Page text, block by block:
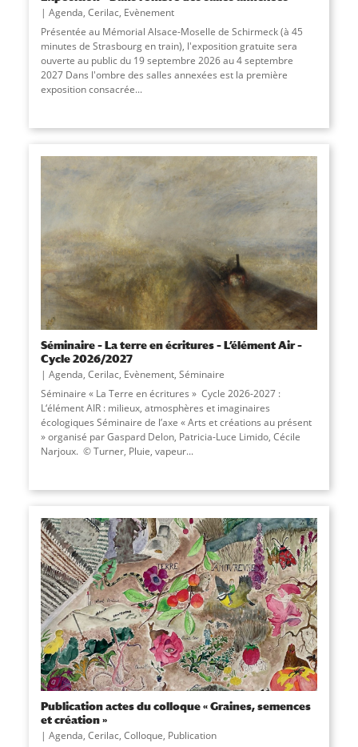
Agenda, Cerilac, Evènement
Présentée au Mémorial Alsace-Moselle de Schirmeck (à 45
minutes de Strasbourg en train), l'exposition gratuite sera
ouverte au public du 19 septembre 2026 au 4 septembre
2027 Dans l'ombre des salles annexées est la première
exposition consacrée...
Séminaire – La terre en écritures – L’élément Air –
Cycle 2026/2027
Agenda, Cerilac, Evènement, Séminaire
Séminaire « La Terre en écritures » Cycle 2026-2027 :
L‘élément AIR : milieux, atmosphères et imaginaires
écologiques Séminaire de l’axe « Arts et créations au présent
» organisé par Gaspard Delon, Patricia-Luce Limido, Cécile
Narjoux. © Turner, Pluie, vapeur...
Publication actes du colloque « Graines, semences
et création »
Agenda, Cerilac, Colloque, Publication